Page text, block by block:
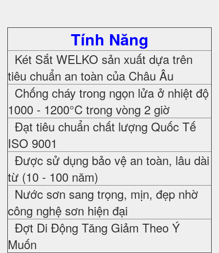
Tính Năng
Két Sắt WELKO sản xuất dựa trên
tiêu chuẩn an toàn của Châu Âu
Chống cháy trong ngọn lửa ở nhiệt độ
1000 - 1200°C trong vòng 2 giờ
Đạt tiêu chuẩn chất lượng Quốc Tế
ISO 9001
Được sử dụng bảo vệ an toàn, lâu dài
từ (10 - 100 năm)
Nước sơn sang trọng, mịn, đẹp nhờ
công nghệ sơn hiện đại
Đợt Di Động Tăng Giảm Theo Ý
Muốn